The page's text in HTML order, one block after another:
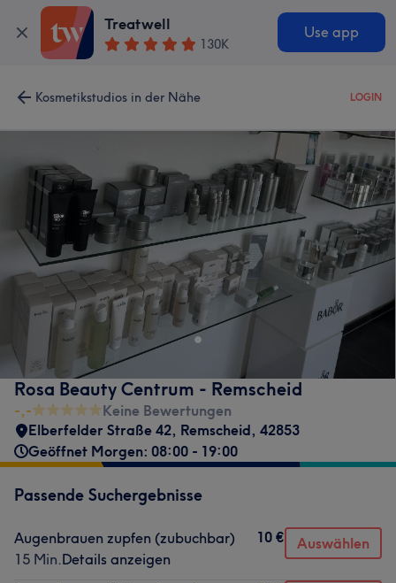
Treatwell
130K
Use app
Kosmetikstudios in der Nähe LOGIN
Rosa Beauty Centrum - Remscheid
-,-
Keine Bewertungen
Elberfelder Straße 42, Remscheid, 42853
Geöffnet Morgen: 08:00 - 19:00
Passende Suchergebnisse
Augenbrauen zupfen (zubuchbar)
15 Min.Details anzeigen
10 € Auswählen